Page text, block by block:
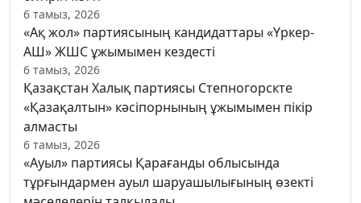
6 тамыз, 2026
«Ақ жол» партиясының кандидаттары «Үркер-
АШ» ЖШС ұжымымен кездесті
6 тамыз, 2026
Қазақстан Халық партиясы Степногорскте
«Қазақалтын» кәсіпорнының ұжымымен пікір
алмасты
6 тамыз, 2026
«Ауыл» партиясы Қарағанды облысында
тұрғындармен ауыл шаруашылығының өзекті